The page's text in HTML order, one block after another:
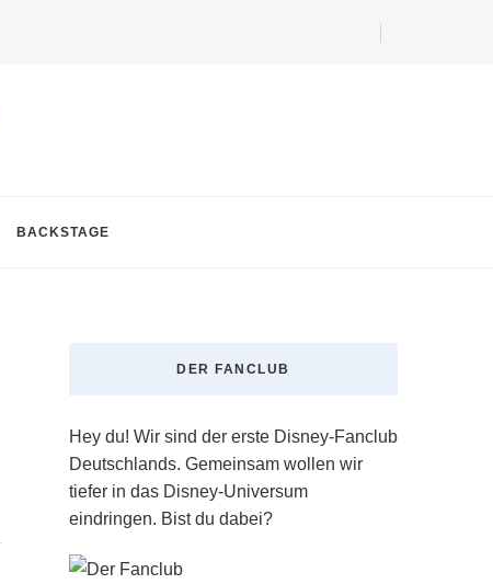
BACKSTAGE
DER FANCLUB
Hey du! Wir sind der erste Disney-Fanclub
Deutschlands. Gemeinsam wollen wir
tiefer in das Disney-Universum
eindringen. Bist du dabei?